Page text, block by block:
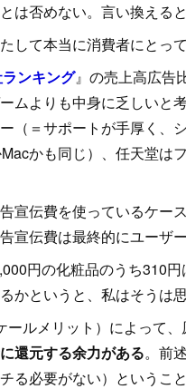
は否めない。言い換えると
て本当に消費者にとっ
ンキング』の売上高広告
ムよりも中身に乏しいと
（＝サポートが手厚く、
かも同じ）、任天堂は
宣伝費を使っているケー
宣伝費は最終的にユーザ
円の化粧品のうち310
かというと、私はそうは思
ルメリット）によって
還元する余力がある。前
る必要がない）ということ